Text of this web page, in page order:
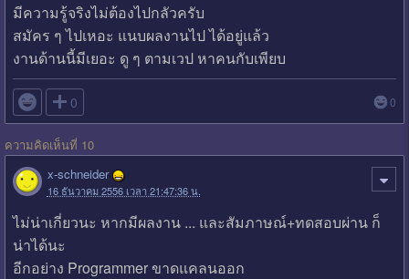
มีความรู้จริงไม่ต้องไปกลัวครับ
สมัคร ๆ ไปเหอะ แนบผลงานไป ได้อยู่แล้ว
งานด้านนี้มีเยอะ ดู ๆ ตามเวป หาคนกับเพียบ
 0 0
ความคิดเห็นที่ 10
x-schneider
16 ธันวาคม 2556 เวลา 21:47:36 น.
ไม่น่าเกี่ยวนะ หากมีผลงาน ... และสัมภาษณ์+ทดสอบผ่าน ก็
น่าได้นะ
อีกอย่าง Programmer ขาดแคลนออก